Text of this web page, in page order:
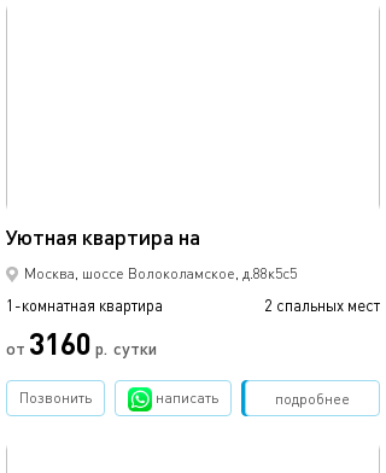
Уютная квартира на
Москва, шоссе Волоколамское, д.88к5с5
1-комнатная квартира 2 спальных мест
от 3160 р. сутки
подробнее
Позвонить написать Забронировать